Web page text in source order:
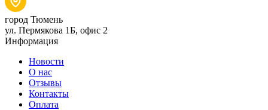
город Тюмень
ул. Пермякова 1Б, офис 2
Информация
Новости
О нас
Отзывы
Контакты
Оплата